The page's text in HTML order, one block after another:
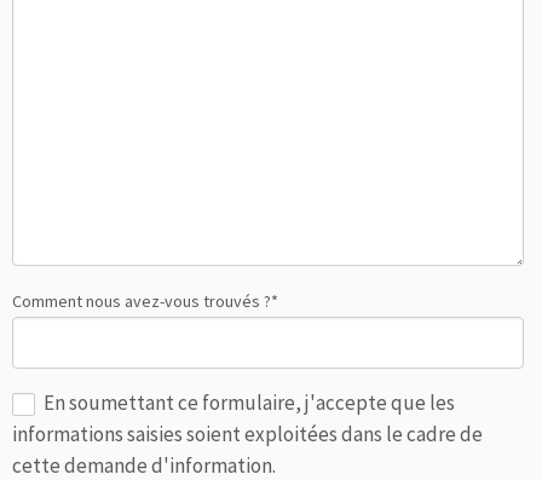
Comment nous avez-vous trouvés ?*
En soumettant ce formulaire, j'accepte que les
informations saisies soient exploitées dans le cadre de
cette demande d'information.